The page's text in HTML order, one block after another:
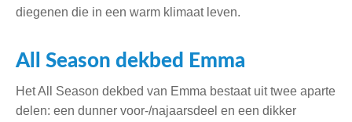
diegenen die in een warm klimaat leven.
All Season dekbed Emma
Het All Season dekbed van Emma bestaat uit twee aparte
delen: een dunner voor-/najaarsdeel en een dikker